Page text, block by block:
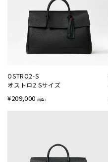
OSTRO2-S
オストロ2 Sサイズ
¥209,000